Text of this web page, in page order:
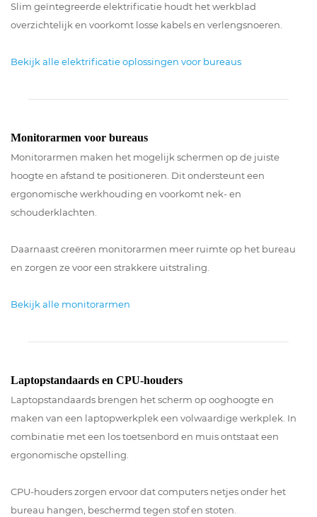
Slim geïntegreerde elektrificatie houdt het werkblad
overzichtelijk en voorkomt losse kabels en verlengsnoeren.
Bekijk alle elektrificatie oplossingen voor bureaus
Monitorarmen voor bureaus
Monitorarmen maken het mogelijk schermen op de juiste
hoogte en afstand te positioneren. Dit ondersteunt een
ergonomische werkhouding en voorkomt nek- en
schouderklachten.
Daarnaast creëren monitorarmen meer ruimte op het bureau
en zorgen ze voor een strakkere uitstraling.
Bekijk alle monitorarmen
Laptopstandaards en CPU-houders
Laptopstandaards brengen het scherm op ooghoogte en
maken van een laptopwerkplek een volwaardige werkplek. In
combinatie met een los toetsenbord en muis ontstaat een
ergonomische opstelling.
CPU-houders zorgen ervoor dat computers netjes onder het
bureau hangen, beschermd tegen stof en stoten.